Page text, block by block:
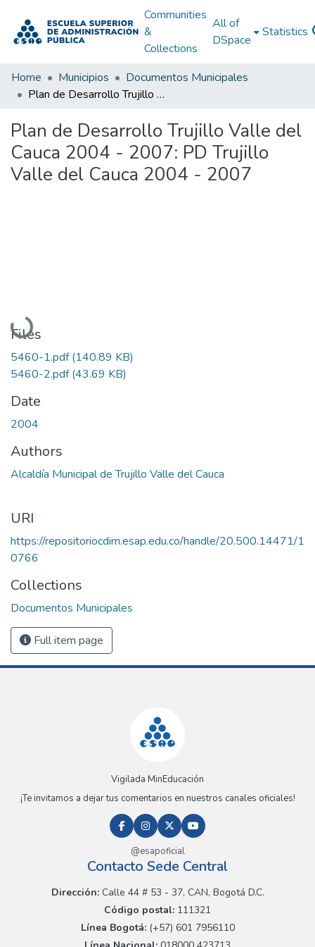
Communities
&
Collections
All of
DSpace
Statistics
Home Municipios
Documentos Municipales
Plan de Desarrollo Trujillo Valle del Cauca 2004 - 2007: PD Trujillo Valle del Cauca 2004 - 2007
Plan de Desarrollo Trujillo Valle del
Cauca 2004 - 2007: PD Trujillo
Valle del Cauca 2004 - 2007
Loading...
Files
5460-1.pdf(140.89 KB)
5460-2.pdf(43.69 KB)
Date
2004
Authors
Alcaldía Municipal de Trujillo Valle del Cauca
URI
https://repositoriocdim.esap.edu.co/handle/20.500.14471/1
0766
Collections
Documentos Municipales
Full item page
Vigilada MinEducación
¡Te invitamos a dejar tus comentarios en nuestros canales oficiales!
@esapoficial
Contacto Sede Central
Dirección:Calle 44 # 53 - 37, CAN, Bogotá D.C.
Código postal: 111321
Línea Bogotá:(+57) 601 7956110